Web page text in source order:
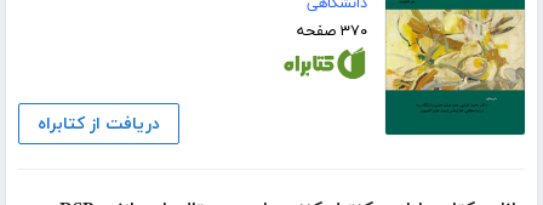
۳۷۰ صفحه
دریافت از کتابراه